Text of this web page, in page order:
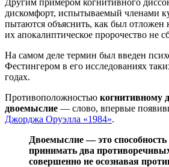
дискомфорт, испытываемый членами
пытаются объяснить, как был отложен
их апокалиптическое пророчество не
На самом деле термин был введен
Фестингером в его исследованиях
годах.
Противоположностью когнитивному
двоемыслие — слово, впервые
Джорджа Оруэлла «1984».
Двоемыслие — это
принимать два
совершенно не осознавая